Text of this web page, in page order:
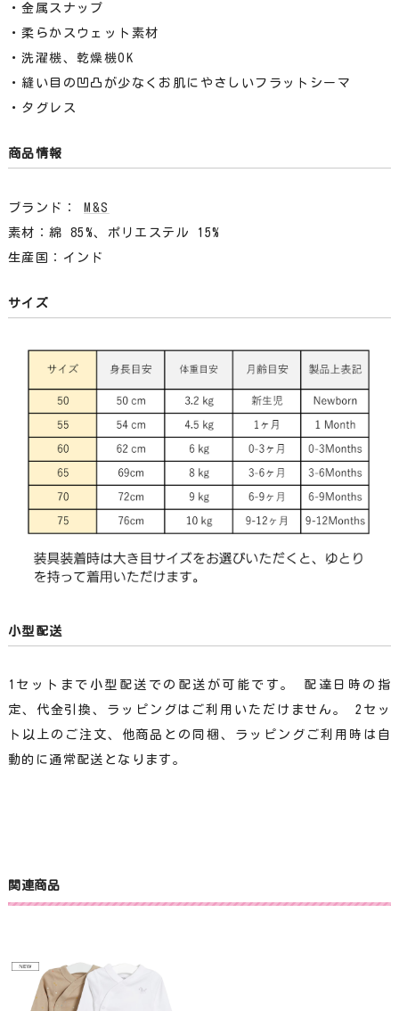
・金属スナップ
・柔らかスウェット素材
・洗濯機、乾燥機OK
・縫い目の凹凸が少なくお肌にやさしいフラットシーマ
・タグレス
商品情報
ブランド：M&S
素材：綿 85%、ポリエステル 15%
生産国：インド
サイズ
小型配送
1セットまで小型配送での配送が可能です。 配達日時の指
定、代金引換、ラッピングはご利用いただけません。 2セッ
ト以上のご注文、他商品との同梱、ラッピングご利用時は自
動的に通常配送となります。
関連商品